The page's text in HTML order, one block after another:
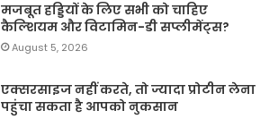
मजबूत हड्डियों के लिए सभी को चाहिए
कैल्शियम और विटामिन-डी सप्लीमेंट्स?
August 5, 2026
एक्सरसाइज नहीं करते, तो ज्यादा प्रोटीन लेना
पहुंचा सकता है आपको नुकसान